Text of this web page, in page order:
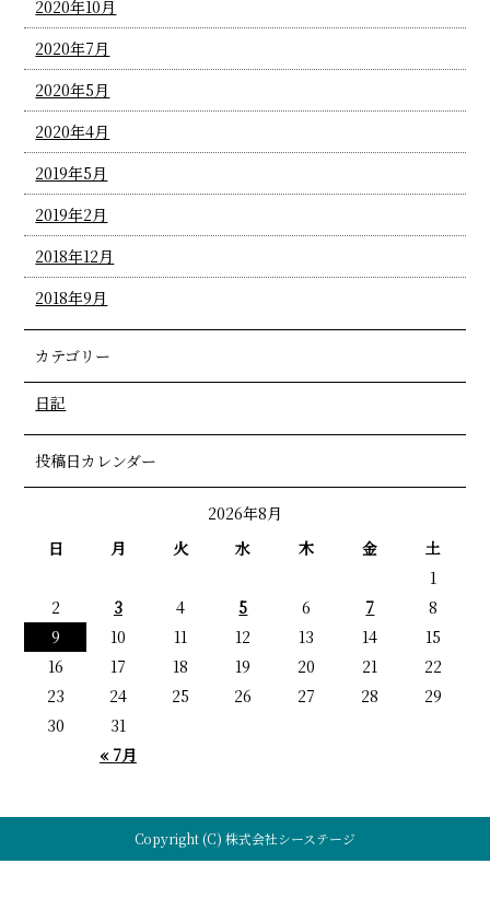
2020年10月
2020年7月
2020年5月
2020年4月
2019年5月
2019年2月
2018年12月
2018年9月
カテゴリー
日記
投稿日カレンダー
2026年8月
日
月 火 水 木 金 土
« 7月
1
2
3 4 5 6 7
8
9
10 11 12 13 14
15
16
17 18 19 20 21
22
23
24 25 26 27 28
29
30
31
Copyright (C) 株式会社シーステージ